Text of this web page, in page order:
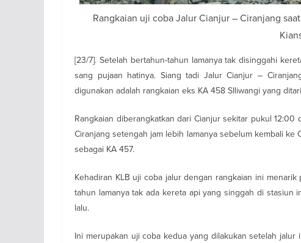
Rangkaian uji coba Jalur Cianjur – Ciranjang
[23/7]. Setelah bertahun-tahun lamanya tak disinggahi
sang pujaan hatinya. Siang tadi Jalur Cianjur –
digunakan adalah rangkaian eks KA 458 SIliwangi yang
Rangkaian diberangkatkan dari Cianjur sekitar pukul
Ciranjang setengah jam lebih lamanya sebelum kembali
sebagai KA 457.
Kehadiran KLB uji coba jalur dengan rangkaian ini
tahun lamanya tak ada kereta api yang singgah di
lalu.
Ini merupakan uji coba kedua yang dilakukan setelah